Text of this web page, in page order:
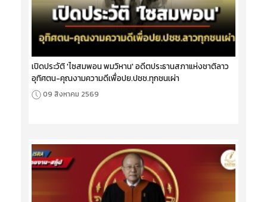
เปิดประวัติ 'ไซสมพอน พมวิหาน' อดีตประธานสภาแห่งชาติลาว
อุทิศตน-คุณงามความดีเพื่อปย.ปชช.ทุกชนเผ่า
09 สิงหาคม 2569